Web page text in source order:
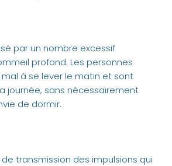
par un nombre excessif
profond. Les personnes
à se lever le matin et sont
journée, sans nécessairement
de dormir.
transmission des impulsions qui